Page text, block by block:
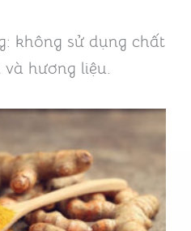
không sử dụng chất
hương liệu.